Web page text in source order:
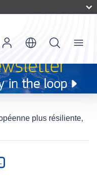
Menu
plus résiliente,